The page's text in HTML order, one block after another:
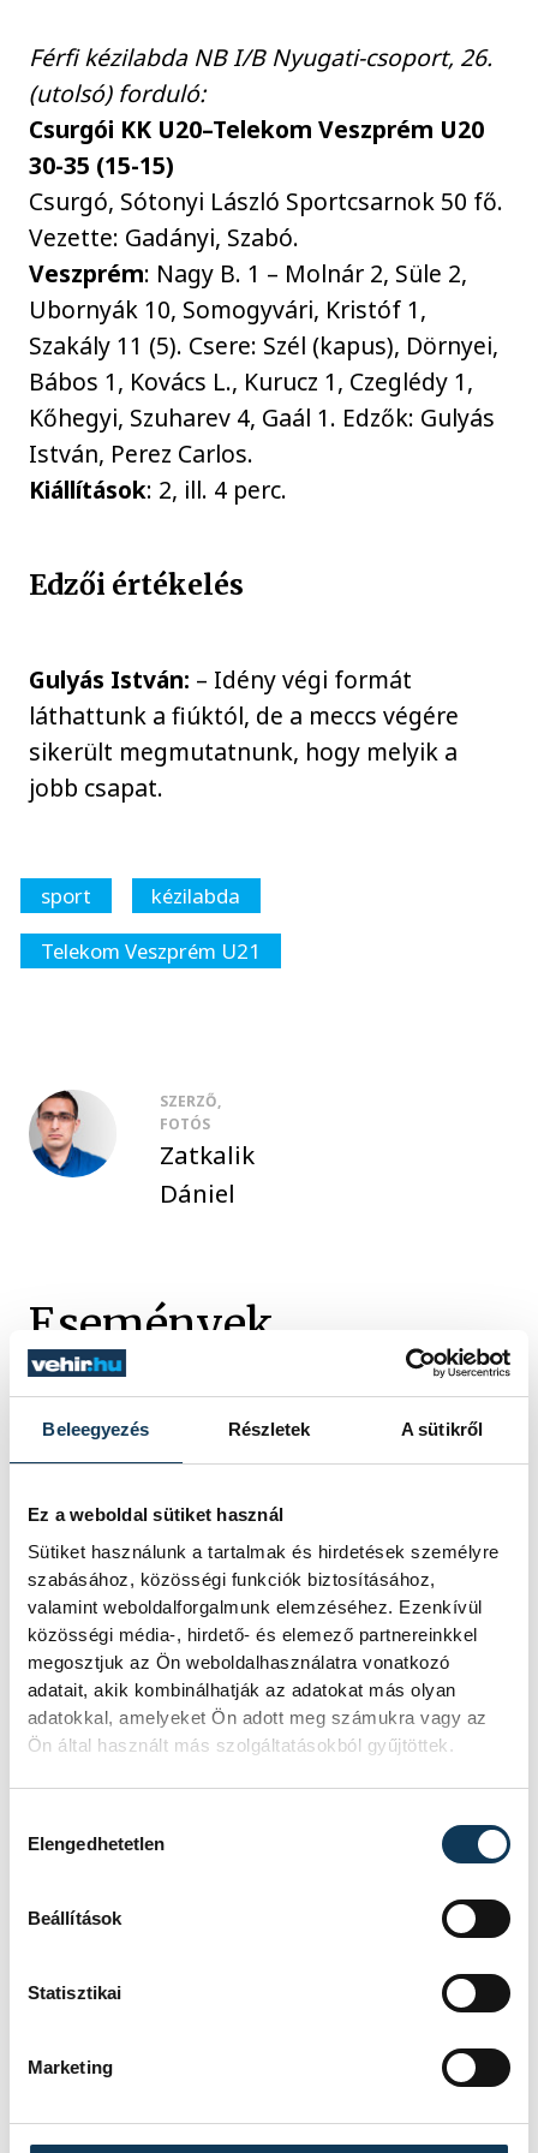
Beleegyezés Részletek A sütikről
Ez a weboldal sütiket használ
Sütiket használunk a tartalmak és hirdetések személyre
szabásához, közösségi funkciók biztosításához,
valamint weboldalforgalmunk elemzéséhez. Ezenkívül
közösségi média-, hirdető- és elemező partnereinkkel
megosztjuk az Ön weboldalhasználatra vonatkozó
adatait, akik kombinálhatják az adatokat más olyan
adatokkal, amelyeket Ön adott meg számukra vagy az
Ön által használt más szolgáltatásokból gyűjtöttek.
Elengedhetetlen
Beállítások
Statisztikai
Marketing
Férfi kézilabda NB I/B Nyugati-csoport, 26.
(utolsó) forduló:
Csurgói KK U20–Telekom Veszprém U20
30-35 (15-15)
Csurgó, Sótonyi László Sportcsarnok 50 fő.
Vezette: Gadányi, Szabó.
Veszprém: Nagy B. 1 – Molnár 2, Süle 2,
Ubornyák 10, Somogyvári, Kristóf 1,
Szakály 11 (5). Csere: Szél (kapus), Dörnyei,
Bábos 1, Kovács L., Kurucz 1, Czeglédy 1,
Kőhegyi, Szuharev 4, Gaál 1. Edzők: Gulyás
István, Perez Carlos.
Kiállítások: 2, ill. 4 perc.
Edzői értékelés
Gulyás István: – Idény végi formát
láthattunk a fiúktól, de a meccs végére
sikerült megmutatnunk, hogy melyik a
jobb csapat.
sport
kézilabda
Telekom Veszprém U21
SZERZŐ,
FOTÓS
Zatkalik
Dániel
Események
SOROZAT FÉRFI KÉZILABDA NB II
2019/2020
HAZAI
BUDAI FARKASOK
VENDÉG
TELEKOM VESZPRÉM U21
IDŐPONT
2020. FEBRUÁR 29. 18:00
HELYSZÍN
BUDAÖRS, VÁROSI
SPORTCSARNOK
EREDMÉNY
21-28
RÉSZLETEK
VENDÉG
EREDMÉNY
RÉSZLETEK